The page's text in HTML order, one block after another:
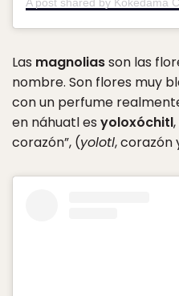
Las magnoliasson las
nombre. Son flores muy
con un perfume
en náhuatl es yoloxóchitl
corazón”, (yolotl, corazón